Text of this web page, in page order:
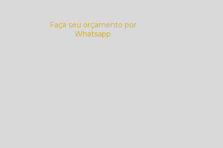
Faça seu orçamento por
Whatsapp